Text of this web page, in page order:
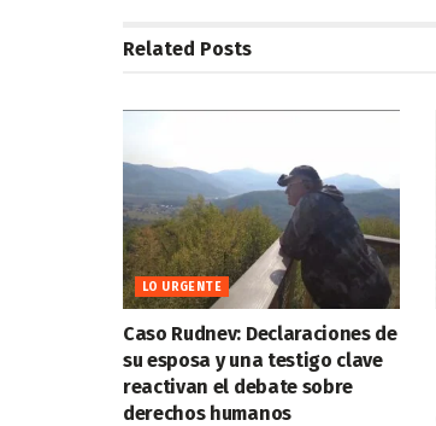
Related Posts
LO URGENTE
Caso Rudnev: Declaraciones de
su esposa y una testigo clave
reactivan el debate sobre
derechos humanos